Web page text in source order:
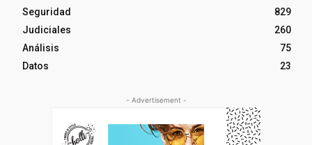
Seguridad
829
Judiciales
260
Análisis
75
Datos
23
- Advertisement -